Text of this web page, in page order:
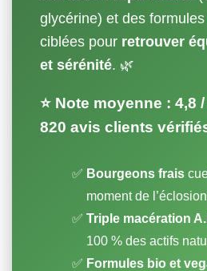
glycérine) et des
ciblées pour retrouver
et sérénité. 🌿
⭐ Note moyenne : 4,8 /
820 avis clients
Bourgeons frais
moment de
Triple macération
100 % des actifs
Formules bio et